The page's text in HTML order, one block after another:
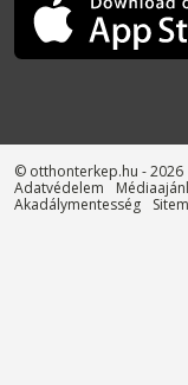
© otthonterkep.hu - 2026
Adatvédelem
Akadálymentesség